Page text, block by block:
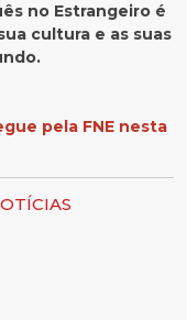
no Estrangeiro é
cultura e as suas
pela FNE nesta